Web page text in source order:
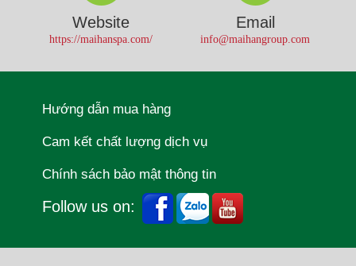
Website
https://maihanspa.com/
Email
info@maihangroup.com
Hướng dẫn mua hàng
Cam kết chất lượng dịch vụ
Chính sách bảo mật thông tin
Follow us on: